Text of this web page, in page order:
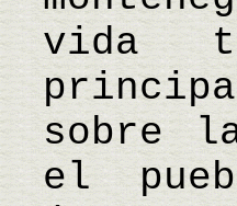
vida
sobre
el